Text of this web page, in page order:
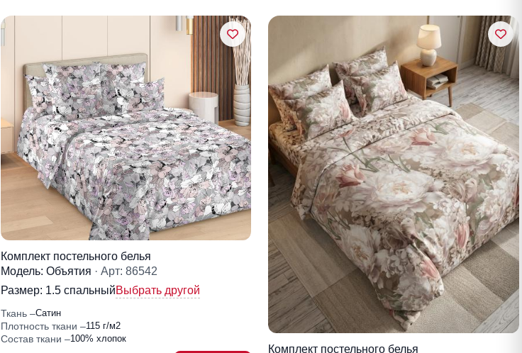
Комплект постельного белья
Модель: Объятия · Арт: 86542
Размер: 1.5 спальныйВыбрать другой
Ткань Сатин
Плотность ткани 115 г/м2
Состав ткани 100% хлопок
Комплект постельного белья